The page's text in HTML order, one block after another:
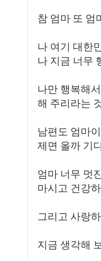
참 엄마 또 엄
나 여기 대한
나 지금 너무
나만 행복해
해 주리라는
남편도 엄마
제면 올까 기
엄마 너무 멋
마시고 건강
그리고 사랑
지금 생각해